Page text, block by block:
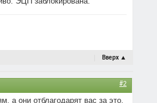
Вверх ▲
#2
а они отблагодарят вас за это.